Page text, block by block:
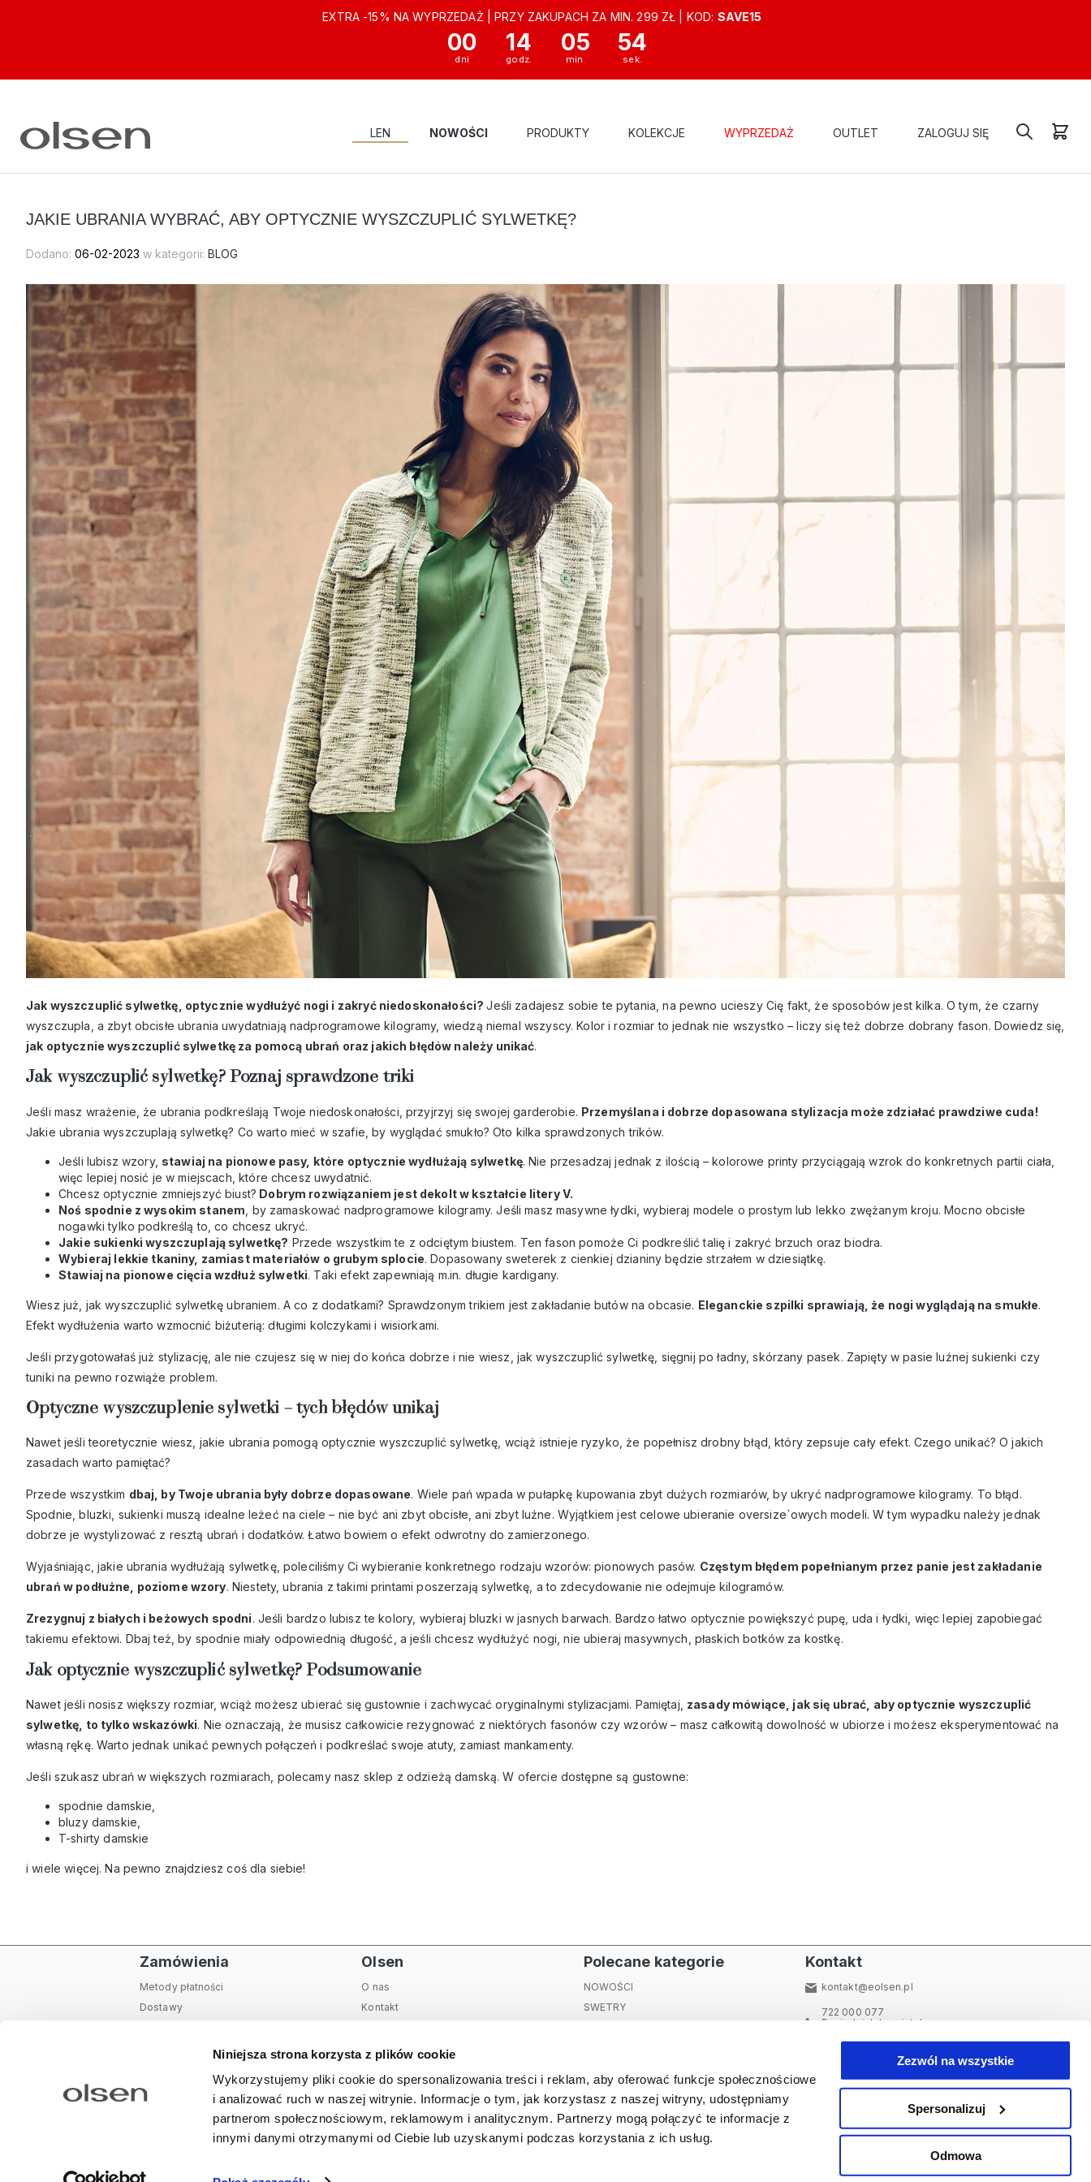
Niniejsza strona korzysta z plików cookie
Wykorzystujemy pliki cookie do spersonalizowania treści i reklam, aby oferować funkcje społecznościowe
i analizować ruch w naszej witrynie. Informacje o tym, jak korzystasz z naszej witryny, udostępniamy
partnerom społecznościowym, reklamowym i analitycznym. Partnerzy mogą połączyć te informacje z
innymi danymi otrzymanymi od Ciebie lub uzyskanymi podczas korzystania z ich usług.
Zezwól na wszystkie
Spersonalizuj
Odmowa
EXTRA -15% NA WYPRZEDAŻ | PRZY ZAKUPACH ZA MIN. 299 ZŁ | KOD: SAVE15
00 14 05 53
LEN NOWOŚCI PRODUKTY KOLEKCJE WYPRZEDAŻ OUTLET ZALOGUJ SIĘ
JAKIE UBRANIA WYBRAĆ, ABY OPTYCZNIE WYSZCZUPLIĆ SYLWETKĘ?
Dodano: 06-02-2023 w kategorii: BLOG
Jak wyszczuplić sylwetkę, optycznie wydłużyć nogi i zakryć niedoskonałości?Jeśli zadajesz sobie te pytania, na pewno ucieszy Cię fakt, że sposobów jest kilka. O tym, że czarny
wyszczupla, a zbyt obcisłe ubrania uwydatniają nadprogramowe kilogramy, wiedzą niemal wszyscy. Kolor i rozmiar to jednak nie wszystko – liczy się też dobrze dobrany fason. Dowiedz się,
jak optycznie wyszczuplić sylwetkę za pomocą ubrań oraz jakich błędów należy unikać.
Jak wyszczuplić sylwetkę? Poznaj sprawdzone triki
Jeśli masz wrażenie, że ubrania podkreślają Twoje niedoskonałości, przyjrzyj się swojej garderobie. Przemyślana i dobrze dopasowana stylizacja może zdziałać prawdziwe cuda!
Jakie ubrania wyszczuplają sylwetkę? Co warto mieć w szafie, by wyglądać smukło? Oto kilka sprawdzonych trików.
Jeśli lubisz wzory, stawiaj na pionowe pasy, które optycznie wydłużają sylwetkę. Nie przesadzaj jednak z ilością – kolorowe printy przyciągają wzrok do konkretnych partii ciała,
więc lepiej nosić je w miejscach, które chcesz uwydatnić.
Chcesz optycznie zmniejszyć biust? Dobrym rozwiązaniem jest dekolt w kształcie litery V.
Noś spodnie z wysokim stanem , by zamaskować nadprogramowe kilogramy. Jeśli masz masywne łydki, wybieraj modele o prostym lub lekko zwężanym kroju. Mocno obcisłe
nogawki tylko podkreślą to, co chcesz ukryć.
Jakie sukienki wyszczuplają sylwetkę? Przede wszystkim te z odciętym biustem. Ten fason pomoże Ci podkreślić talię i zakryć brzuch oraz biodra.
Wybieraj lekkie tkaniny, zamiast materiałów o grubym splocie. Dopasowany sweterek z cienkiej dzianiny będzie strzałem w dziesiątkę.
Stawiaj na pionowe cięcia wzdłuż sylwetki. Taki efekt zapewniają m.in. długie kardigany.
Wiesz już, jak wyszczuplić sylwetkę ubraniem. A co z dodatkami? Sprawdzonym trikiem jest zakładanie butów na obcasie. Eleganckie szpilki sprawiają, że nogi wyglądają na smukłe.
Efekt wydłużenia warto wzmocnić biżuterią: długimi kolczykami i wisiorkami.
Jeśli przygotowałaś już stylizację, ale nie czujesz się w niej do końca dobrze i nie wiesz, jak wyszczuplić sylwetkę, sięgnij po ładny, skórzany pasek. Zapięty w pasie luźnej sukienki czy
tuniki na pewno rozwiąże problem.
Optyczne wyszczuplenie sylwetki – tych błędów unikaj
Nawet jeśli teoretycznie wiesz, jakie ubrania pomogą optycznie wyszczuplić sylwetkę, wciąż istnieje ryzyko, że popełnisz drobny błąd, który zepsuje cały efekt. Czego unikać? O jakich
zasadach warto pamiętać?
Przede wszystkim dbaj, by Twoje ubrania były dobrze dopasowane. Wiele pań wpada w pułapkę kupowania zbyt dużych rozmiarów, by ukryć nadprogramowe kilogramy. To błąd.
Spodnie, bluzki, sukienki muszą idealne leżeć na ciele – nie być ani zbyt obcisłe, ani zbyt luźne. Wyjątkiem jest celowe ubieranie oversize`owych modeli. W tym wypadku należy jednak
dobrze je wystylizować z resztą ubrań i dodatków. Łatwo bowiem o efekt odwrotny do zamierzonego.
Wyjaśniając, jakie ubrania wydłużają sylwetkę, poleciliśmy Ci wybieranie konkretnego rodzaju wzorów: pionowych pasów. Częstym błędem popełnianym przez panie jest zakładanie
ubrań w podłużne, poziome wzory. Niestety, ubrania z takimi printami poszerzają sylwetkę, a to zdecydowanie nie odejmuje kilogramów.
Zrezygnuj z białych i beżowych spodni. Jeśli bardzo lubisz te kolory, wybieraj bluzki w jasnych barwach. Bardzo łatwo optycznie powiększyć pupę, uda i łydki, więc lepiej zapobiegać
takiemu efektowi. Dbaj też, by spodnie miały odpowiednią długość, a jeśli chcesz wydłużyć nogi, nie ubieraj masywnych, płaskich botków za kostkę.
Jak optycznie wyszczuplić sylwetkę? Podsumowanie
Nawet jeśli nosisz większy rozmiar, wciąż możesz ubierać się gustownie i zachwycać oryginalnymi stylizacjami. Pamiętaj, zasady mówiące, jak się ubrać, aby optycznie wyszczuplić
sylwetkę, to tylko wskazówki. Nie oznaczają, że musisz całkowicie rezygnować z niektórych fasonów czy wzorów – masz całkowitą dowolność w ubiorze i możesz eksperymentować na
własną rękę. Warto jednak unikać pewnych połączeń i podkreślać swoje atuty, zamiast mankamenty.
Jeśli szukasz ubrań w większych rozmiarach, polecamy nasz sklep z odzieżą damską. W ofercie dostępne są gustowne:
spodnie damskie
bluzy damskie
T-shirty damskie
i wiele więcej. Na pewno znajdziesz coś dla siebie!
Zamówienia
Metody płatności
Dostawy
Tabela rozmiarów
Karta podarunkowa
Olsen
O nas
Kontakt
Blog
Bezpieczeństwo produktów
Polecane kategorie
NOWOŚCI
SWETRY
MARYNARKI
Kontakt
kontakt@eolsen.pl
722 000 077
Poniedziałek - piątek:
Najczęściej zadawane pytania
Regulaminy promocji Dołącz do nas